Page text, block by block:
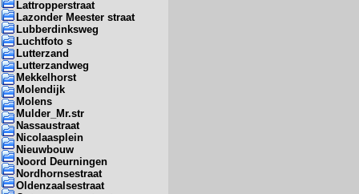
Lattropperstraat
Lazonder Meester straat
Lubberdinksweg
Luchtfoto s
Lutterzand
Lutterzandweg
Mekkelhorst
Molendijk
Molens
Mulder_Mr.str
Nassaustraat
Nicolaasplein
Nieuwbouw
Noord Deurningen
Nordhornsestraat
Oldenzaalsestraat